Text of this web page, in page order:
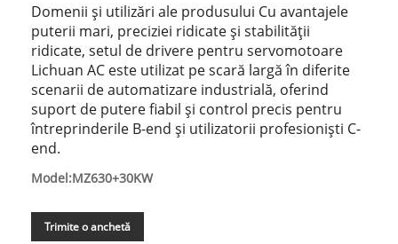
Domenii și utilizări ale produsului Cu avantajele
puterii mari, preciziei ridicate și stabilității
ridicate, setul de drivere pentru servomotoare
Lichuan AC este utilizat pe scară largă în diferite
scenarii de automatizare industrială, oferind
suport de putere fiabil și control precis pentru
întreprinderile B-end și utilizatorii profesioniști C-
end.
Model:MZ630+30KW
Trimite o anchetă